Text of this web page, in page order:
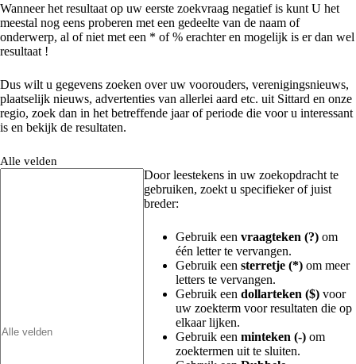
Wanneer het resultaat op uw eerste zoekvraag negatief is kunt U het
meestal nog eens proberen met een gedeelte van de naam of
onderwerp, al of niet met een * of % erachter en mogelijk is er dan wel
resultaat !
Dus wilt u gegevens zoeken over uw voorouders, verenigingsnieuws,
plaatselijk nieuws, advertenties van allerlei aard etc. uit Sittard en onze
regio, zoek dan in het betreffende jaar of periode die voor u interessant
is en bekijk de resultaten.
Alle velden
Door leestekens in uw zoekopdracht te
gebruiken, zoekt u specifieker of juist
breder:
Gebruik een vraagteken (?) om
één letter te vervangen.
Gebruik een sterretje (*) om meer
letters te vervangen.
Gebruik een dollarteken ($) voor
uw zoekterm voor resultaten die op
elkaar lijken.
Gebruik een minteken (-) om
zoektermen uit te sluiten.